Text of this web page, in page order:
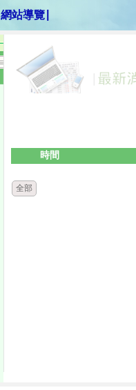
網站導覽
時間
全部